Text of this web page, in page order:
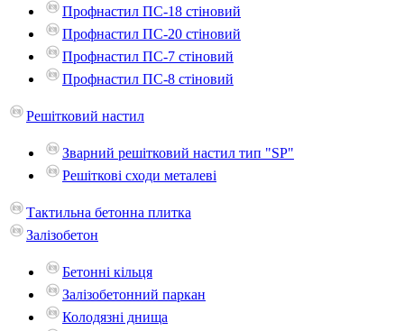
Профнастил ПС-18 стіновий
Профнастил ПС-20 стіновий
Профнастил ПС-7 стіновий
Профнастил ПС-8 стіновий
Решітковий настил
Зварний решітковий настил тип "SP"
Решіткові сходи металеві
Тактильна бетонна плитка
Залізобетон
Бетонні кільця
Залізобетонний паркан
Колодязні днища